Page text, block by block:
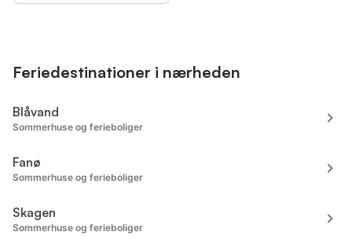
Feriedestinationer i nærheden
Blåvand
Sommerhuse og ferieboliger
Fanø
Sommerhuse og ferieboliger
Skagen
Sommerhuse og ferieboliger